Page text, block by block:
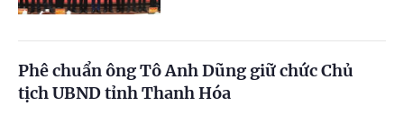
Phê chuẩn ông Tô Anh Dũng giữ chức Chủ
tịch UBND tỉnh Thanh Hóa